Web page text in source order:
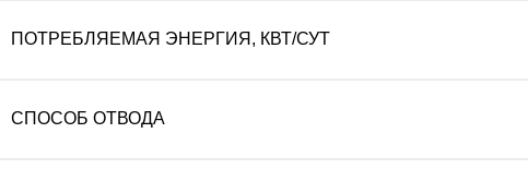
ПОТРЕБЛЯЕМАЯ ЭНЕРГИЯ, КВТ/СУТ
СПОСОБ ОТВОДА